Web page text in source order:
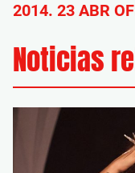
2014. 23 ABR
Noticias